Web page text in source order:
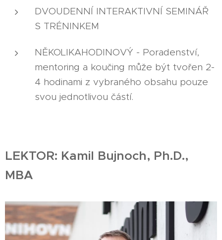
DVOUDENNÍ INTERAKTIVNÍ SEMINÁŘ
S TRÉNINKEM
NĚKOLIKAHODINOVÝ - Poradenství,
mentoring a koučing může být tvořen 2-
4 hodinami z vybraného obsahu pouze
svou jednotlivou částí.
LEKTOR: Kamil Bujnoch, Ph.D.,
MBA